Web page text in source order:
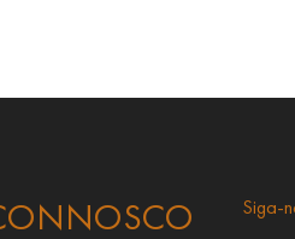
Siga-